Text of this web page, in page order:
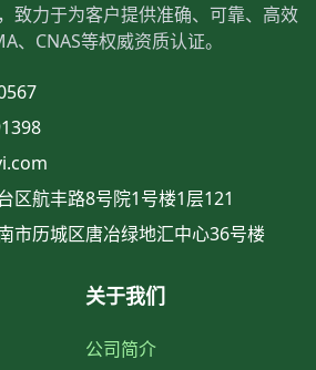
致力于为客户提供准确、可靠、高效
、CNAS等权威资质认证。
区航丰路8号院1号楼1层121
市历城区唐冶绿地汇中心36号楼
关于我们
公司简介